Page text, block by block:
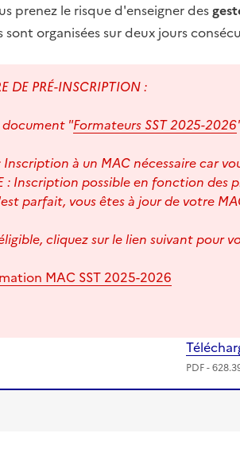
prenez le risque d'enseigner des
sont organisées sur deux jours
DE PRÉ-INSCRIPTION :
document "Formateurs SST 2025-2026
Inscription à un MAC nécessaire car
: Inscription possible en fonction des
parfait, vous êtes à jour de votre
cliquez sur le lien suivant pour
MAC SST 2025-2026
PDF -